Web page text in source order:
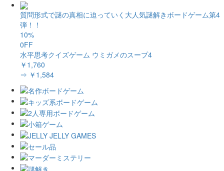
質問形式で謎の真相に迫っていく大人気謎解きボードゲーム第4
弾！！
10%
0FF
水平思考クイズゲーム ウミガメのスープ4
￥1,760
⇒ ￥1,584